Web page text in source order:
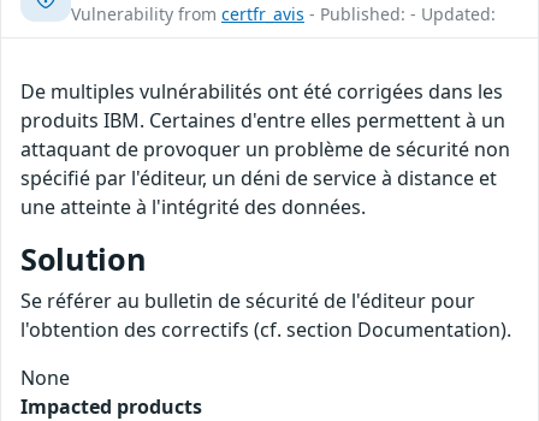
Vulnerability from certfr_avis - Published: - Updated:
De multiples vulnérabilités ont été corrigées dans les
produits IBM. Certaines d'entre elles permettent à un
attaquant de provoquer un problème de sécurité non
spécifié par l'éditeur, un déni de service à distance et
une atteinte à l'intégrité des données.
Solution
Se référer au bulletin de sécurité de l'éditeur pour
l'obtention des correctifs (cf. section Documentation).
None
Impacted products